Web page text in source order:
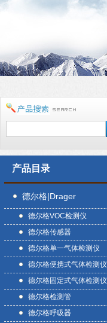
产品目录
德尔格|Drager
德尔格VOC检测仪
德尔格传感器
德尔格单一气体检测仪
德尔格便携式气体检测仪
德尔格固定式气体检测仪
德尔格检测管
德尔格呼吸器